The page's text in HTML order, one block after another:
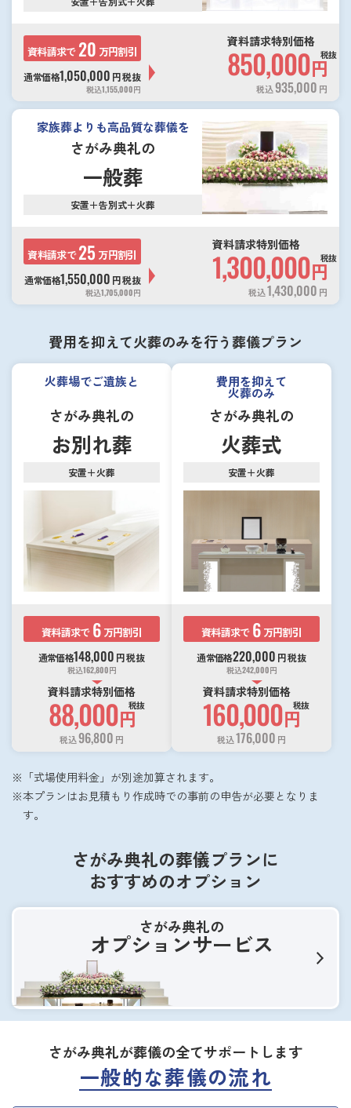
資料請求で 20 万円割引
通常価格1,050,000 円税抜
税込1,155,000円
資料請求特別価格
850,000円
税抜
税込935,000 円
家族葬よりも高品質な葬儀を
さがみ典礼の
一般葬
安置＋告別式＋火葬
資料請求で 25 万円割引
通常価格1,550,000 円税抜
税込1,705,000円
資料請求特別価格
1,300,000円
税抜
税込1,430,000 円
費用を抑えて火葬のみを行う葬儀プラン
火葬場でご遺族と
さがみ典礼の
お別れ葬
安置＋火葬
資料請求で 6 万円割引
通常価格148,000 円税抜
税込162,800円
資料請求特別価格
88,000円
税抜
税込96,800 円
費用を抑えて
火葬のみ
さがみ典礼の
火葬式
安置＋火葬
資料請求で 6 万円割引
通常価格220,000 円税抜
税込242,000円
資料請求特別価格
160,000円
税抜
税込176,000 円
「式場使用料金」が別途加算されます。
本プランはお見積もり作成時での事前の申告が必要となりま
す。
さがみ典礼の葬儀プランに
おすすめのオプション
さがみ典礼の
オプションサービス
さがみ典礼が葬儀の全てサポートします
一般的な葬儀の流れ